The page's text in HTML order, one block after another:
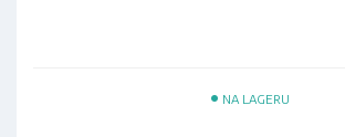
• NA LAGERU